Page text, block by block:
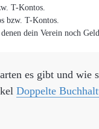
T-Kontos.
bzw. T-Kontos.
dein Verein noch
es gibt und wie
Doppelte